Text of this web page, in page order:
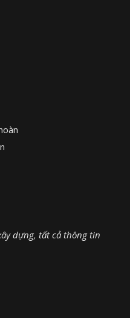
dựng, tất cả thông tin